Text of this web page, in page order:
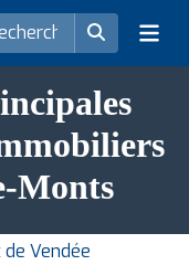
Monts
Vendée